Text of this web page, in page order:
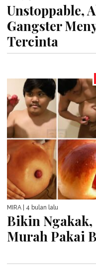
Unstoppable,
Gangster
Tercinta
MIRA | 4 bulan lalu
Bikin Ngakak,
Murah Pakai